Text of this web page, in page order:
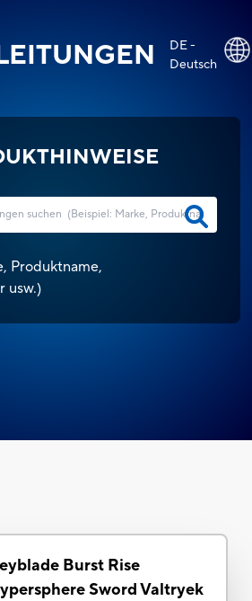
DE -
Deutsch
Produktname,
usw.)
Burst Rise
Sword Valtryek